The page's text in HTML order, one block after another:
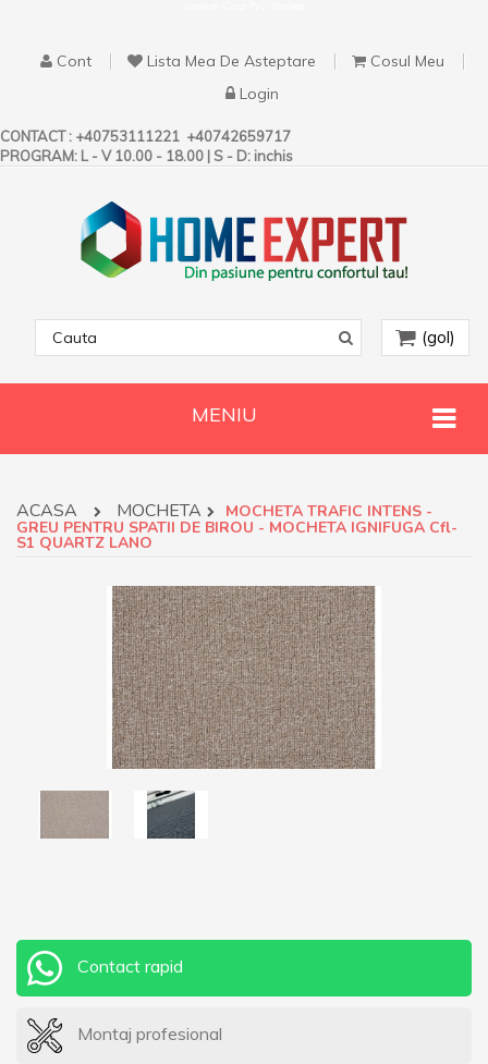
Cont Lista Mea De Asteptare
Cosul Meu
Login
CONTACT : +40753111221 +40742659717
PROGRAM: L - V 10.00 - 18.00 | S - D: inchis
(gol)
MENIU
ACASA MOCHETA MOCHETA TRAFIC INTENS -
GREU PENTRU SPATII DE BIROU - MOCHETA IGNIFUGA Cfl-
S1 QUARTZ LANO
Contact rapid
Montaj profesional